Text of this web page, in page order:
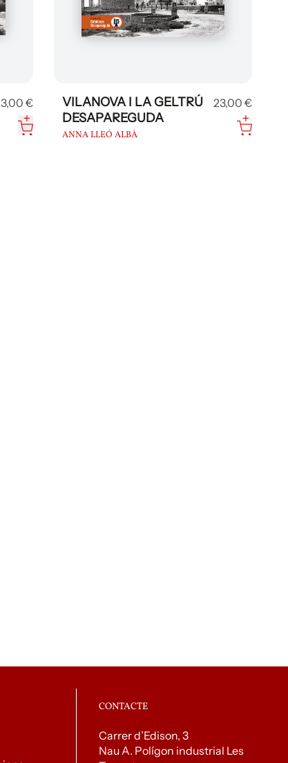
€
VILANOVA I LA GELTRÚ
DESAPAREGUDA
ANNA LLEÓ ALBÀ
23,00 €
CONTACTE
Carrer d’Edison, 3
Nau A. Polígon industrial Les